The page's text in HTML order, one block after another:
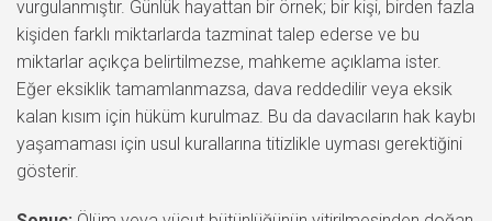
vurgulanmıştır. Günlük hayattan bir örnek; bir kişi, birden fazla
kişiden farklı miktarlarda tazminat talep ederse ve bu
miktarlar açıkça belirtilmezse, mahkeme açıklama ister.
Eğer eksiklik tamamlanmazsa, dava reddedilir veya eksik
kalan kısım için hüküm kurulmaz. Bu da davacıların hak kaybı
yaşamaması için usul kurallarına titizlikle uyması gerektiğini
gösterir.